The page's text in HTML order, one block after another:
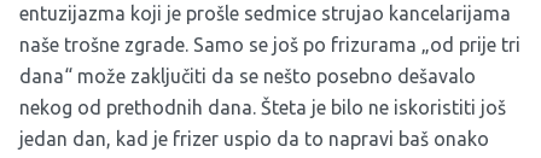
entuzijazma koji je prošle sedmice strujao kancelarijama
naše trošne zgrade. Samo se još po frizurama „od prije tri
dana“ može zaključiti da se nešto posebno dešavalo
nekog od prethodnih dana. Šteta je bilo ne iskoristiti još
jedan dan, kad je frizer uspio da to napravi baš onako